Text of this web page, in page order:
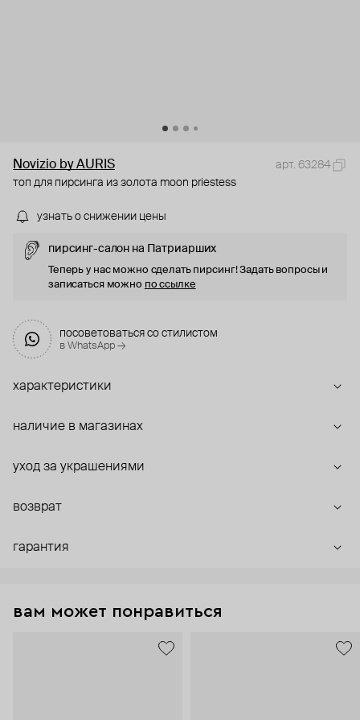
Novizio by AURIS
арт. 63284
топ для пирсинга из золота moon priestess
узнать о снижении цены
пирсинг-салон на Патриарших
Теперь у нас можно сделать пирсинг! Задать вопросы и
записаться можно по ссылке
посоветоваться со стилистом
в WhatsApp →
характеристики
наличие в магазинах
уход за украшениями
возврат
гарантия
вам может понравиться